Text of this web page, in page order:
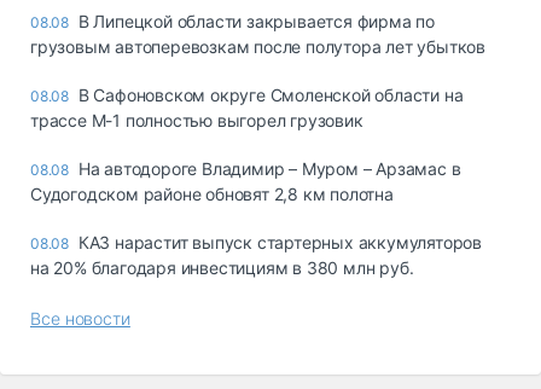
08.08 В Липецкой области закрывается фирма по
грузовым автоперевозкам после полутора лет убытков
08.08 В Сафоновском округе Смоленской области на
трассе М-1 полностью выгорел грузовик
08.08 На автодороге Владимир – Муром – Арзамас в
Судогодском районе обновят 2,8 км полотна
08.08 КАЗ нарастит выпуск стартерных аккумуляторов
на 20% благодаря инвестициям в 380 млн руб.
Все новости